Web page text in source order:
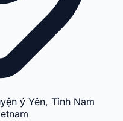
ý Yên, Tỉnh Nam